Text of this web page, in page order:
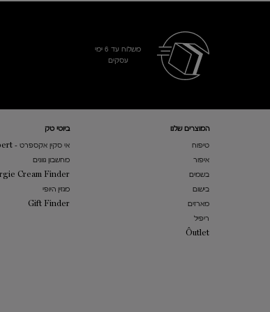
משלוח עד 6 ימי
עסקים​
המוצרים שלנו​
טיפוח
איפור
בשמים
בישום
מארזים
ריפיל
​Ôutlet
ביוטי טק
אי סקין אקספרט - E-skin expert
מחשבון גוונים
Cream Finder
מגזין היופי
Gift Finder